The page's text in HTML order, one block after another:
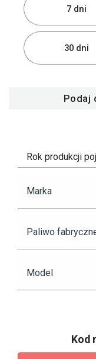
7 dni
30 dni
Podaj
Rok produkcji
Marka
Paliwo
Model
Kod